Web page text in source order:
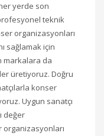
yerde son
teknik
organizasyonları
sağlamak için
markalara da
üretiyoruz. Doğru
konser
Uygun sanatçı
değer
organizasyonları